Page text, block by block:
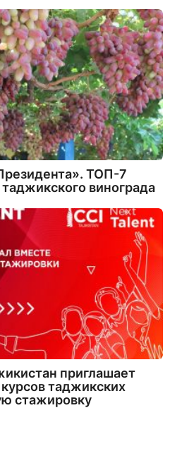
ТОП-7
винограда
приглашает
таджикских
стажировку